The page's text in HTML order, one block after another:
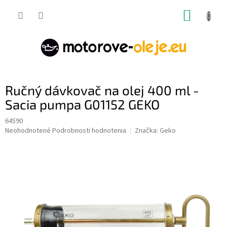
Ručný dávkovač na olej 400 ml -
Sacia pumpa G01152 GEKO
64590
Priemerné
Neohodnotené Podrobnosti hodnotenia Značka: Geko